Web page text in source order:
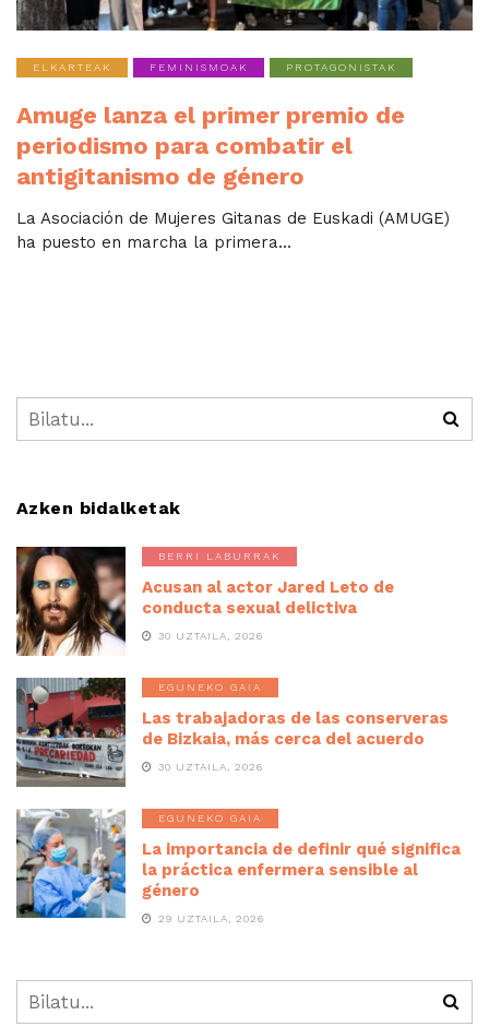
ELKARTEAK FEMINISMOAK PROTAGONISTAK
Amuge lanza el primer premio de
periodismo para combatir el
antigitanismo de género
La Asociación de Mujeres Gitanas de Euskadi (AMUGE)
ha puesto en marcha la primera...
Azken bidalketak
BERRI LABURRAK
Acusan al actor Jared Leto de
conducta sexual delictiva
30 UZTAILA, 2026
EGUNEKO GAIA
Las trabajadoras de las conserveras
de Bizkaia, más cerca del acuerdo
30 UZTAILA, 2026
EGUNEKO GAIA
La importancia de definir qué significa
la práctica enfermera sensible al
género
29 UZTAILA, 2026